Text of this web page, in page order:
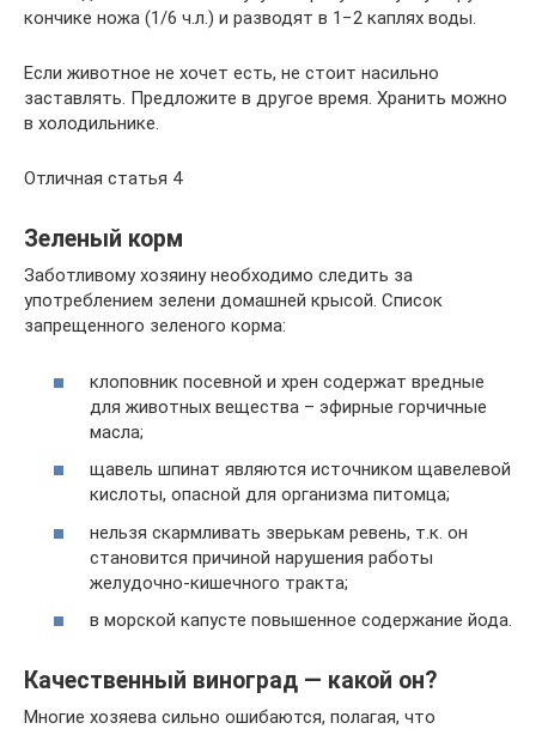
кончике ножа (1/6 ч.л.) и разводят в 1−2 каплях воды.
Если животное не хочет есть, не стоит насильно
заставлять. Предложите в другое время. Хранить можно
в холодильнике.
Отличная статья 4
Зеленый корм
Заботливому хозяину необходимо следить за
употреблением зелени домашней крысой. Список
запрещенного зеленого корма:
клоповник посевной и хрен содержат вредные
для животных вещества – эфирные горчичные
масла;
щавель шпинат являются источником щавелевой
кислоты, опасной для организма питомца;
нельзя скармливать зверькам ревень, т.к. он
становится причиной нарушения работы
желудочно-кишечного тракта;
в морской капусте повышенное содержание йода.
Качественный виноград — какой он?
Многие хозяева сильно ошибаются, полагая, что